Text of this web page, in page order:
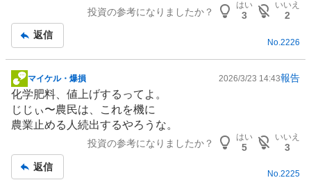
投資の参考になりましたか？
はい
3
いいえ
2
返信
No. 2226
掲
示
板
記
マイケル・爆損 2026/3/23 14:43報告
化学肥料、値上げするってよ。
じじぃ〜農民は、これを機に
農業 止める人続出するやろうな。
投資の参考になりましたか？
はい
5
いいえ
3
返信
No.2225